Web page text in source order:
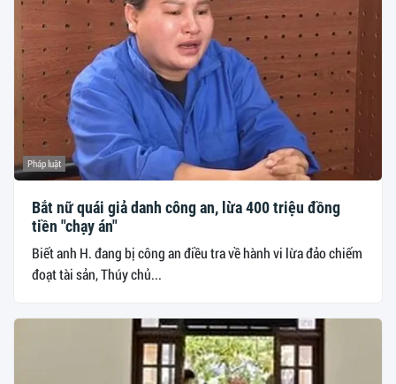
Pháp luật
Bắt nữ quái giả danh công an, lừa 400 triệu đồng
tiền "chạy án"
Biết anh H. đang bị công an điều tra về hành vi lừa đảo chiếm
đoạt tài sản, Thúy chủ...